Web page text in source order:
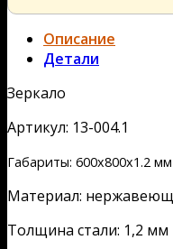
Описание
Детали
Зеркало
Артикул: 13-004.1
Габариты: 600х800х1.2 мм
Материал:
Толщина стали: 1,2 мм